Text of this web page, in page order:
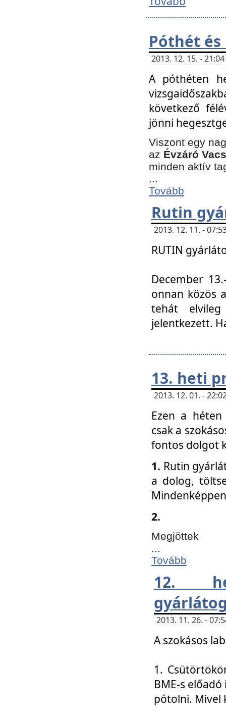
Póthét és
2013. 12. 15. -
A póthéten
következő
jönni
Viszont egy
az Évzáró
minden aktív
...
Tovább
Rutin
2013. 12. 11. -
RUTIN
December
onnan közös
tehát
jelentkezett.
13. heti
2013. 12. 01. -
Ezen a
csak a
fontos dolgot
1. Rutin
a dolog,
2.
Megjöttek
...
Tovább
12.
2013. 11. 26. -
A szokásos
1.
BME-s
pótolni. Mivel